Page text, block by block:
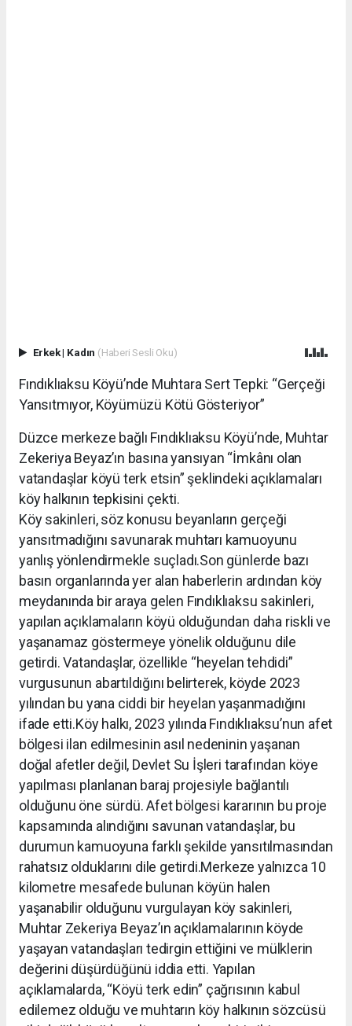
Erkek| Kadın (Haberi Sesli Oku)
Fındıklıaksu Köyü’nde Muhtara Sert Tepki: “Gerçeği
Yansıtmıyor, Köyümüzü Kötü Gösteriyor”
Düzce merkeze bağlı Fındıklıaksu Köyü’nde, Muhtar
Zekeriya Beyaz’ın basına yansıyan “İmkânı olan
vatandaşlar köyü terk etsin” şeklindeki açıklamaları
köy halkının tepkisini çekti.
Köy sakinleri, söz konusu beyanların gerçeği
yansıtmadığını savunarak muhtarı kamuoyunu
yanlış yönlendirmekle suçladı.Son günlerde bazı
basın organlarında yer alan haberlerin ardından köy
meydanında bir araya gelen Fındıklıaksu sakinleri,
yapılan açıklamaların köyü olduğundan daha riskli ve
yaşanamaz göstermeye yönelik olduğunu dile
getirdi. Vatandaşlar, özellikle “heyelan tehdidi”
vurgusunun abartıldığını belirterek, köyde 2023
yılından bu yana ciddi bir heyelan yaşanmadığını
ifade etti.Köy halkı, 2023 yılında Fındıklıaksu’nun afet
bölgesi ilan edilmesinin asıl nedeninin yaşanan
doğal afetler değil, Devlet Su İşleri tarafından köye
yapılması planlanan baraj projesiyle bağlantılı
olduğunu öne sürdü. Afet bölgesi kararının bu proje
kapsamında alındığını savunan vatandaşlar, bu
durumun kamuoyuna farklı şekilde yansıtılmasından
rahatsız olduklarını dile getirdi.Merkeze yalnızca 10
kilometre mesafede bulunan köyün halen
yaşanabilir olduğunu vurgulayan köy sakinleri,
Muhtar Zekeriya Beyaz’ın açıklamalarının köyde
yaşayan vatandaşları tedirgin ettiğini ve mülklerin
değerini düşürdüğünü iddia etti. Yapılan
açıklamalarda, “Köyü terk edin” çağrısının kabul
edilemez olduğu ve muhtarın köy halkının sözcüsü